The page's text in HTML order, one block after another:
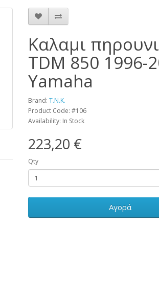
Καλαμι
TDM 850 1996-
Yamaha
Brand: T.N.K.
Product Code: #106
Availability: In Stock
223,20 €
Qty
Αγορά